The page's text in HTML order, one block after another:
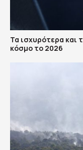
Τα ισχυρότερα και
κόσμο το 2026